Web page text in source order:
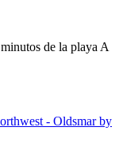
de la playa A
- Oldsmar by